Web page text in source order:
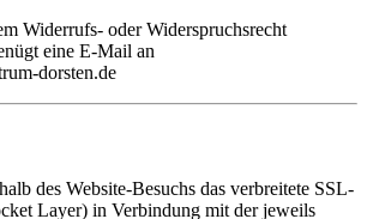
Widerrufs- oder Widerspruchsrecht
eine E-Mail an
dorsten.de
des Website-Besuchs das verbreitete SSL-
Layer) in Verbindung mit der jeweils